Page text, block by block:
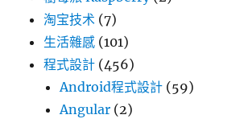
淘宝技术 (7)
生活雜感 (101)
程式設計 (456)
Android程式設計 (59)
Angular (2)